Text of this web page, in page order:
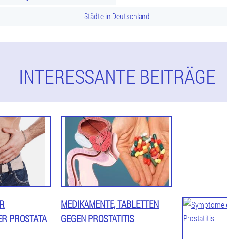
Städte in Deutschland
INTERESSANTE BEITRÄGE
PROSTATA
MEDIKAMENTE, TABLETTEN
GEGEN PROSTATITIS